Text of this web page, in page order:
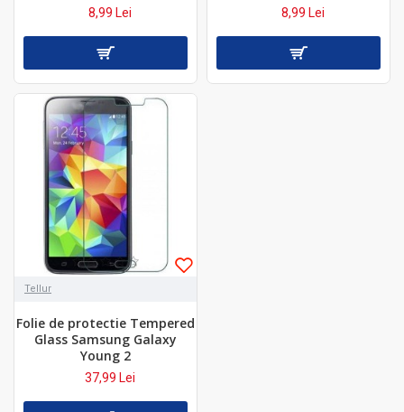
8,99 Lei 8,99 Lei
Tellur
Folie de protectie Tempered
Glass Samsung Galaxy
Young 2
37,99 Lei